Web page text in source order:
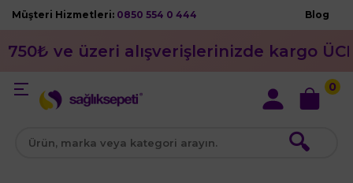
Müşteri Hizmetleri: 0850 554 0 444 Blog
750₺ ve üzeri alışverişlerinizde kargo
🔍
0